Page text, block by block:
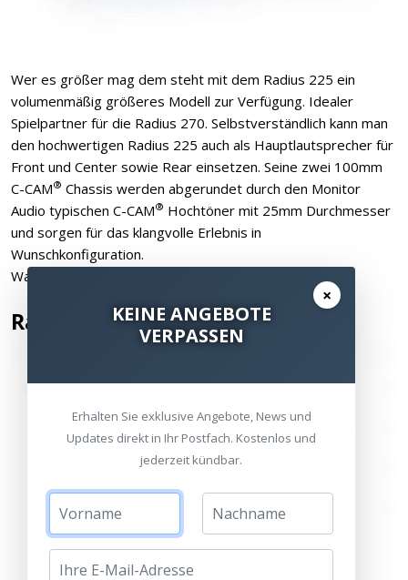
Wer es größer mag dem steht mit dem Radius 225 ein
volumenmäßig größeres Modell zur Verfügung. Idealer
Spielpartner für die Radius 270. Selbstverständlich kann man
den hochwertigen Radius 225 auch als Hauptlautsprecher für
Front und Center sowie Rear einsetzen. Seine zwei 100mm
C-CAM® Chassis werden abgerundet durch den Monitor
Audio typischen C-CAM® Hochtöner mit 25mm Durchmesser
und sorgen für das klangvolle Erlebnis in
Wunschkonfiguration.
Wandhalter im Lieferumfang enthalten.
Radius 45
×
KEINE ANGEBOTE
VERPASSEN
Erhalten Sie exklusive Angebote, News und
Updates direkt in Ihr Postfach. Kostenlos und
jederzeit kündbar.